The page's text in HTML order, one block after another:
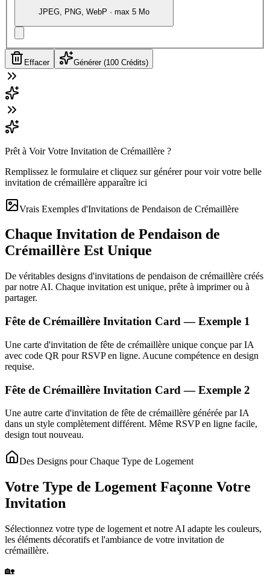
JPEG, PNG, WebP · max 5 Mo
Effacer Générer (100 Crédits)
Prêt à Voir Votre Invitation de Crémaillère ?
Remplissez le formulaire et cliquez sur générer pour voir votre belle
invitation de crémaillère apparaître ici
Vrais Exemples d'Invitations de Pendaison de Crémaillère
Chaque Invitation de Pendaison de
Crémaillère Est Unique
De véritables designs d'invitations de pendaison de crémaillère créés
par notre AI. Chaque invitation est unique, prête à imprimer ou à
partager.
Fête de Crémaillère Invitation Card — Exemple 1
Une carte d'invitation de fête de crémaillère unique conçue par IA
avec code QR pour RSVP en ligne. Aucune compétence en design
requise.
Fête de Crémaillère Invitation Card — Exemple 2
Une autre carte d'invitation de fête de crémaillère générée par IA
dans un style complètement différent. Même RSVP en ligne facile,
design tout nouveau.
Des Designs pour Chaque Type de Logement
Votre Type de Logement Façonne Votre
Invitation
Sélectionnez votre type de logement et notre AI adapte les couleurs,
les éléments décoratifs et l'ambiance de votre invitation de
crémaillère.
🏡